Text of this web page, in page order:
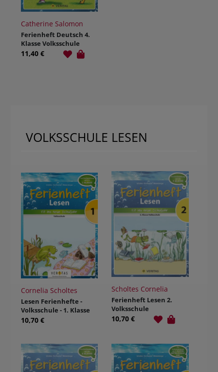
Catherine Salomon
Ferienheft Deutsch 4.
Klasse Volksschule
11,40 €
VOLKSSCHULE LESEN
Cornelia Scholtes
Lesen Ferienhefte -
Volksschule - 1. Klasse
10,70 €
Scholtes Cornelia
Ferienheft Lesen 2.
Volksschule
10,70 €